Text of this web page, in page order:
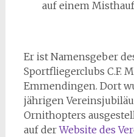
auf einem
Er ist Namensgeber
Sportfliegerclubs C.F.
Emmendingen. Dort
jährigen
Ornithopters
auf derWebsite des